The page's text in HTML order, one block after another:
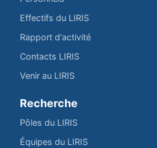
Effectifs du LIRIS
Rapport d'activité
Contacts LIRIS
Venir au LIRIS
Recherche
Pôles du LIRIS
Équipes du LIRIS